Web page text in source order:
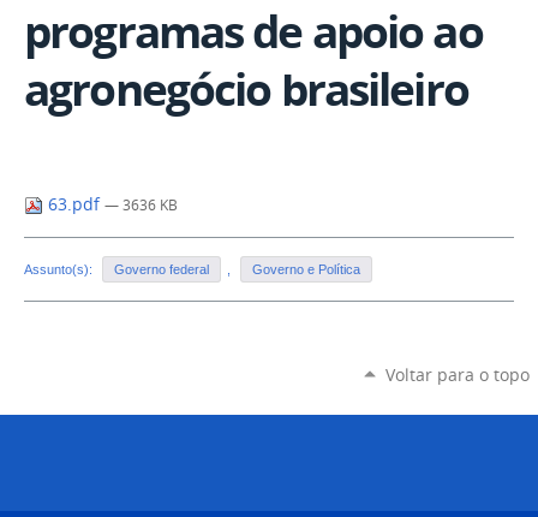
programas de apoio ao
agronegócio brasileiro
63.pdf — 3636 KB
Assunto(s): Governo federal Governo e Política
Voltar para o topo